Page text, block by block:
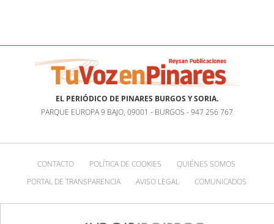
EL PERIÓDICO DE PINARES BURGOS Y SORIA.
PARQUE EUROPA 9 BAJO, 09001 - BURGOS - 947 256 767
CONTACTO POLÍTICA DE COOKIES
QUIÉNES SOMOS
PORTAL DE TRANSPARENCIA
AVISO LEGAL COMUNICADOS